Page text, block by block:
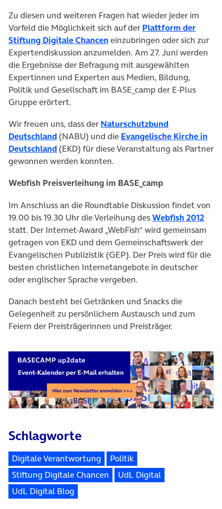
Zu diesen und weiteren Fragen hat wieder jeder im
Vorfeld die Möglichkeit sich auf der Plattform der
Stiftung Digitale Chancen (öffnet in neuem Tab)
einzubringen oder sich zur
Expertendiskussion anzumelden. Am 27. Juni werden
die Ergebnisse der Befragung mit ausgewählten
Expertinnen und Experten aus Medien, Bildung,
Politik und Gesellschaft im BASE_camp der E-Plus
Gruppe erörtert.
Wir freuen uns, dass der Naturschutzbund
Deutschland (öffnet in neuem Tab)
(NABU) und die Evangelische Kirche in
Deutschland (öffnet in neuem Tab)
(EKD) für diese Veranstaltung als Partner
gewonnen werden konnten.
Webfish Preisverleihung im BASE_camp
Im Anschluss an die Roundtable Diskussion findet von
19.00 bis 19.30 Uhr die Verleihung desWebfish 2012
statt. Der Internet-Award „WebFish“ wird gemeinsam
getragen von EKD und dem Gemeinschaftswerk der
Evangelischen Publizistik (GEP). Der Preis wird für die
besten christlichen Internetangebote in deutscher
oder englischer Sprache vergeben.
Danach besteht bei Getränken und Snacks die
Gelegenheit zu persönlichem Austausch und zum
Feiern der Preisträgerinnen und Preisträger.
Schlagworte
Digitale Verantwortung
Politik
Stiftung Digitale Chancen
UdL Digital
UdL Digital Blog